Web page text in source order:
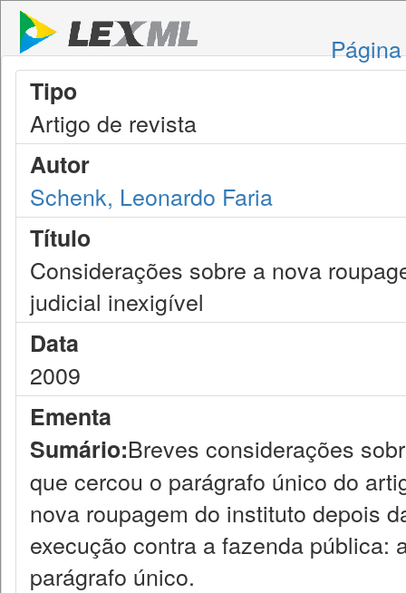
Tipo
Artigo de revista
Autor
Schenk, Leonardo Faria
Título
Considerações sobre a nova
judicial inexigível
Data
2009
Ementa
Sumário:Breves considerações
que cercou o parágrafo único do
nova roupagem do instituto depois
execução contra a fazenda pública:
parágrafo único.